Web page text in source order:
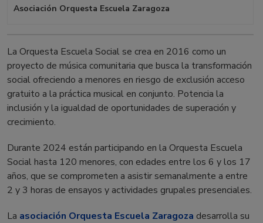
Asociación Orquesta Escuela Zaragoza
La Orquesta Escuela Social se crea en 2016 como un
proyecto de música comunitaria que busca la transformación
social ofreciendo a menores en riesgo de exclusión acceso
gratuito a la práctica musical en conjunto. Potencia la
inclusión y la igualdad de oportunidades de superación y
crecimiento.
Durante 2024 están participando en la Orquesta Escuela
Social hasta 120 menores, con edades entre los 6 y los 17
años, que se comprometen a asistir semanalmente a entre
2 y 3 horas de ensayos y actividades grupales presenciales.
La asociación Orquesta Escuela Zaragoza desarrolla su